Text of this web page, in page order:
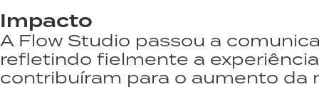
Impacto
A Flow Studio passou a
refletindo fielmente a
contribuíram para o aumento da